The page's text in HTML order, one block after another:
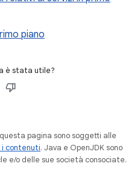
piano
è stata utile?
pagina sono soggetti alle
i contenuti. Java e OpenJDK sono
e/o delle sue società consociate.